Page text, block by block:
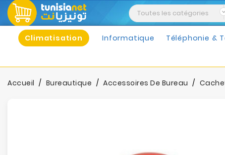
Climatisation Informatique Téléphonie &
Accueil Bureautique Accessoires De Bureau